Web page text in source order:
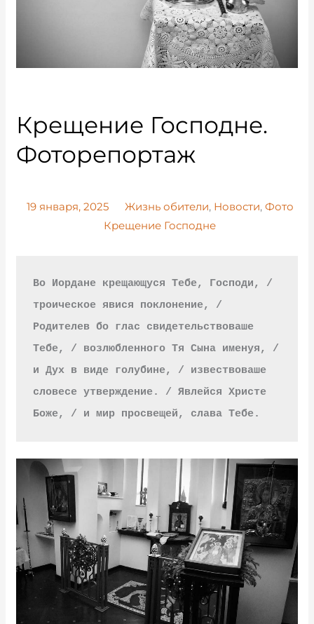
Крещение Господне.
Фоторепортаж
19 января, 2025 Жизнь обители, Новости, Фото
Крещение Господне
Во Иордане крещающуся Тебе, Господи, /
троическое явися поклонение, /
Родителев бо глас свидетельствоваше
Тебе, / возлюбленного Тя Сына именуя, /
и Дух в виде голубине, / извествоваше
словесе утверждение. / Явлейся Христе
Боже, / и мир просвещей, слава Тебе.